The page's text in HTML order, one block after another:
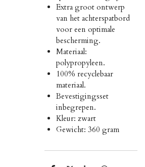
Extra groot ontwerp
van het achterspatbord
voor een optimale
bescherming.
Materiaal:
polypropyleen.
100% recyclebaar
materiaal.
Bevestigingsset
inbegrepen.
Kleur: zwart
Gewicht: 360 gram